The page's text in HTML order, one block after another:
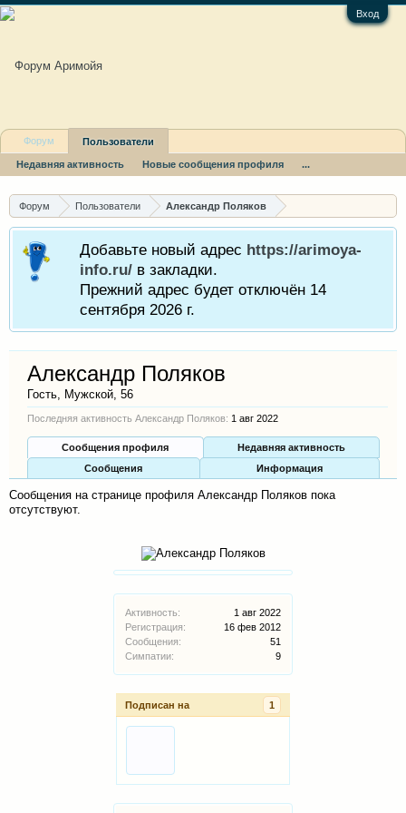
Вход
Форум Пользователи Александр Поляков
Добавьте новый адрес https://arimoya-
info.ru/ в закладки.
Прежний адрес будет отключён 14
сентября 2026 г.
Активность:
1 авг 2022
Регистрация:
16 фев 2012
Сообщения:
51
Симпатии:
9
Подписан на 1
Александр Поляков
Гость, Мужской, 56
Последняя активность Александр Поляков: 1 авг 2022
Сообщения профиля
Недавняя активность
Сообщения
Информация
Сообщения на странице профиля Александр Поляков пока
отсутствуют.
Форум Пользователи
Недавняя активность Новые сообщения профиля ...